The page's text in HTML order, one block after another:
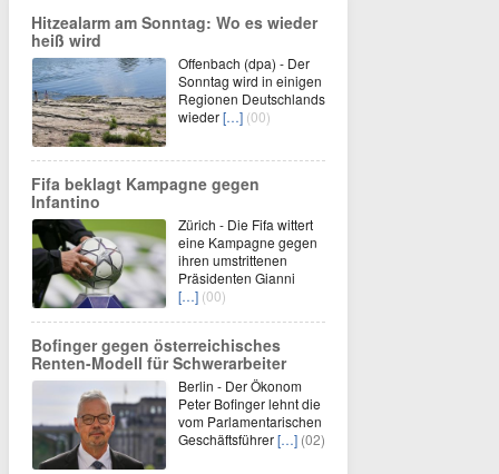
Hitzealarm am Sonntag: Wo es wieder
heiß wird
Offenbach (dpa) - Der
Sonntag wird in einigen
Regionen Deutschlands
wieder[…] (00)
Fifa beklagt Kampagne gegen
Infantino
Zürich - Die Fifa wittert
eine Kampagne gegen
ihren umstrittenen
Präsidenten Gianni
[…] (00)
Bofinger gegen österreichisches
Renten-Modell für Schwerarbeiter
Berlin - Der Ökonom
Peter Bofinger lehnt die
vom Parlamentarischen
Geschäftsführer[…] (02)